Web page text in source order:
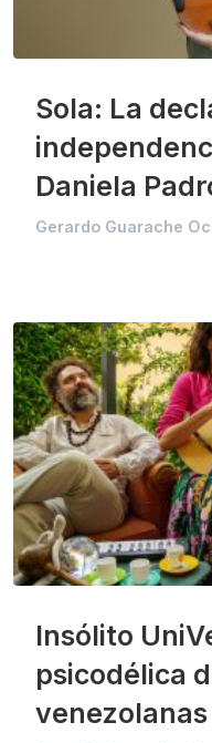
Sola: La
Daniela
Gerardo Guarache
Insólito
psicodélica
venezolanas